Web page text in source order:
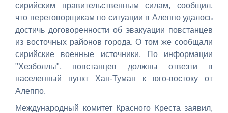
сирийским правительственным силам, сообщил,
что переговорщикам по ситуации в Алеппо удалось
достичь договоренности об эвакуации повстанцев
из восточных районов города. О том же сообщали
сирийские военные источники. По информации
"Хезболлы", повстанцев должны отвезти в
населенный пункт Хан-Туман к юго-востоку от
Алеппо.
Международный комитет Красного Креста заявил,